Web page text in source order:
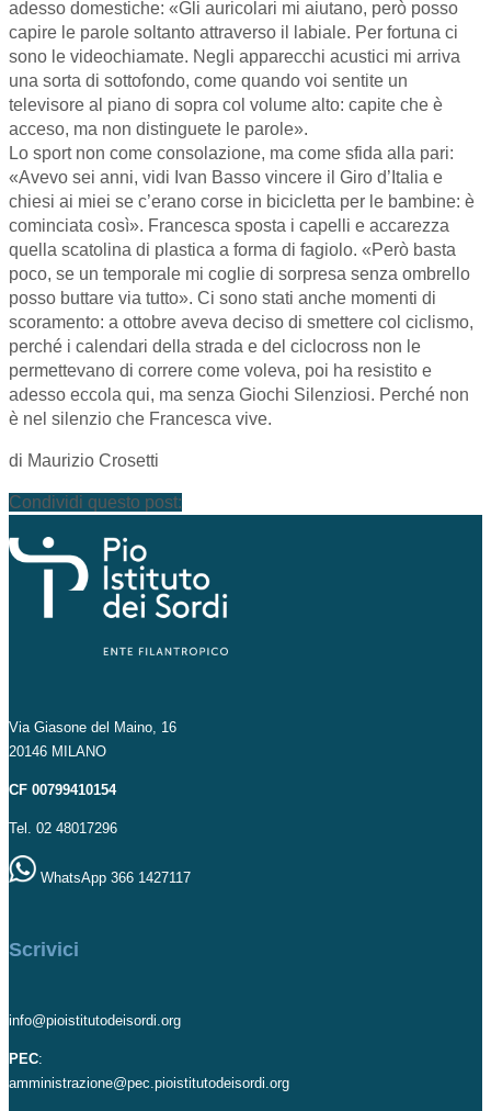
adesso domestiche: «Gli auricolari mi aiutano, però posso
capire le parole soltanto attraverso il labiale. Per fortuna ci
sono le videochiamate. Negli apparecchi acustici mi arriva
una sorta di sottofondo, come quando voi sentite un
televisore al piano di sopra col volume alto: capite che è
acceso, ma non distinguete le parole».
Lo sport non come consolazione, ma come sfida alla pari:
«Avevo sei anni, vidi Ivan Basso vincere il Giro d’Italia e
chiesi ai miei se c’erano corse in bicicletta per le bambine: è
cominciata così». Francesca sposta i capelli e accarezza
quella scatolina di plastica a forma di fagiolo. «Però basta
poco, se un temporale mi coglie di sorpresa senza ombrello
posso buttare via tutto». Ci sono stati anche momenti di
scoramento: a ottobre aveva deciso di smettere col ciclismo,
perché i calendari della strada e del ciclocross non le
permettevano di correre come voleva, poi ha resistito e
adesso eccola qui, ma senza Giochi Silenziosi. Perché non
è nel silenzio che Francesca vive.
di Maurizio Crosetti
Condividi questo post:
Via Giasone del Maino, 16
20146 MILANO
CF 00799410154
Tel. 02 48017296
WhatsApp 366 1427117
Scrivici
info@pioistitutodeisordi.org
PEC:
amministrazione@pec.pioistitutodeisordi.org